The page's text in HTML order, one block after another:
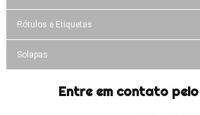
Rótulos e Etiquetas
Solapas
Entre em contato